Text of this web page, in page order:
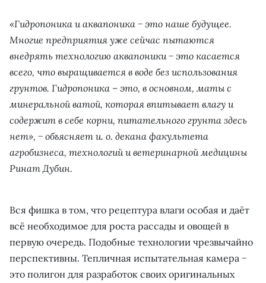
«Гидропоника и аквапоника − это наше будущее.
Многие предприятия уже сейчас пытаются
внедрять технологию аквапоники − это касается
всего, что выращивается в воде без использования
грунтов. Гидропоника – это, в основном, маты с
минеральной ватой, которая впитывает влагу и
содержит в себе корни, питательного грунта здесь
нет», − объясняет и. о. декана факультета
агробизнеса, технологий и ветеринарной медицины
Ринат Дубин.
Вся фишка в том, что рецептура влаги особая и даёт
всё необходимое для роста рассады и овощей в
первую очередь. Подобные технологии чрезвычайно
перспективны. Тепличная испытательная камера −
это полигон для разработок своих оригинальных